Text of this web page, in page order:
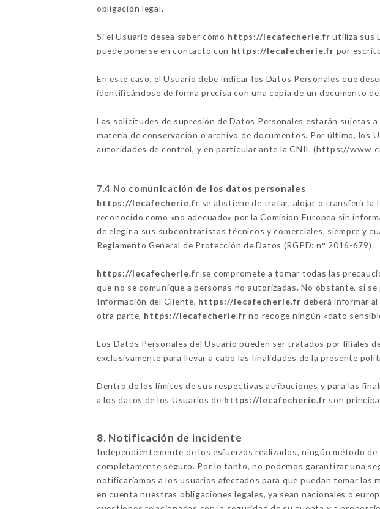
obligación legal.
Si el Usuario desea saber cómo https://lecafecherie.fr utiliza sus
puede ponerse en contacto con https://lecafecherie.fr por
En este caso, el Usuario debe indicar los Datos Personales que
identificándose de forma precisa con una copia de un documento
Las solicitudes de supresión de Datos Personales estarán sujetas
materia de conservación o archivo de documentos. Por último, los
autoridades de control, y en particular ante la CNIL (https://
7.4 No comunicación de los datos personales
https://lecafecherie.fr se abstiene de tratar, alojar o transferir la
reconocido como «no adecuado» por la Comisión Europea sin
de elegir a sus subcontratistas técnicos y comerciales, siempre y
Reglamento General de Protección de Datos (RGPD: n° 2016-679).
https://lecafecherie.fr se compromete a tomar todas las
que no se comunique a personas no autorizadas. No obstante, si
Información del Cliente, https://lecafecherie.fr deberá informar
otra parte, https://lecafecherie.fr no recoge ningún «dato
Los Datos Personales del Usuario pueden ser tratados por filiales
exclusivamente para llevar a cabo las finalidades de la presente
Dentro de los límites de sus respectivas atribuciones y para las
a los datos de los Usuarios de https://lecafecherie.fr son
8. Notificación de incidente
Independientemente de los esfuerzos realizados, ningún método
completamente seguro. Por lo tanto, no podemos garantizar una
notificaríamos a los usuarios afectados para que puedan tomar
en cuenta nuestras obligaciones legales, ya sean nacionales o